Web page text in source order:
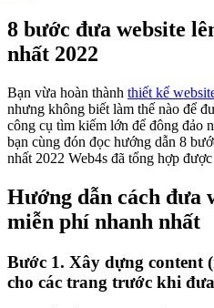
8 bước đưa website
nhất 2022
Bạn vừa hoàn thành thiết kế
nhưng không biết làm thế nào để
công cụ tìm kiếm lớn để đông đảo
bạn cùng đón đọc hướng dẫn 8
nhất 2022 Web4s đã tổng hợp
Hướng dẫn cách đưa
miễn phí nhanh nhất
Bước 1. Xây dựng content
cho các trang trước khi